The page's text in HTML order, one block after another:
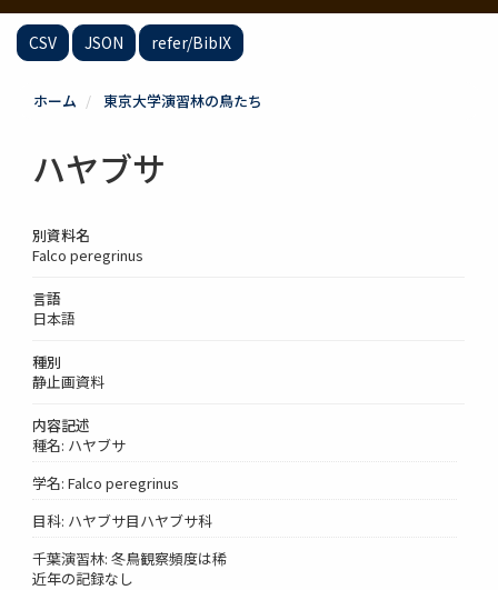
CSV JSON refer/BibIX
ホーム 東京大学演習林の鳥たち
ハヤブサ
別資料名
Falco peregrinus
言語
日本語
種別
静止画資料
内容記述
種名: ハヤブサ
学名: Falco peregrinus
目科: ハヤブサ目ハヤブサ科
千葉演習林: 冬鳥観察頻度は稀
近年の記録なし